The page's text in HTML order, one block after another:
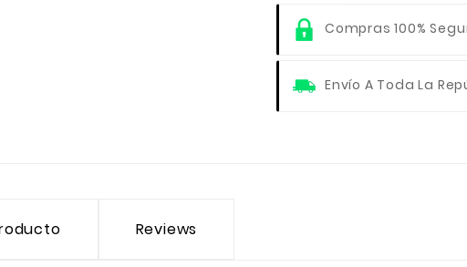
Compras 100%
Envío A Toda La
Reviews